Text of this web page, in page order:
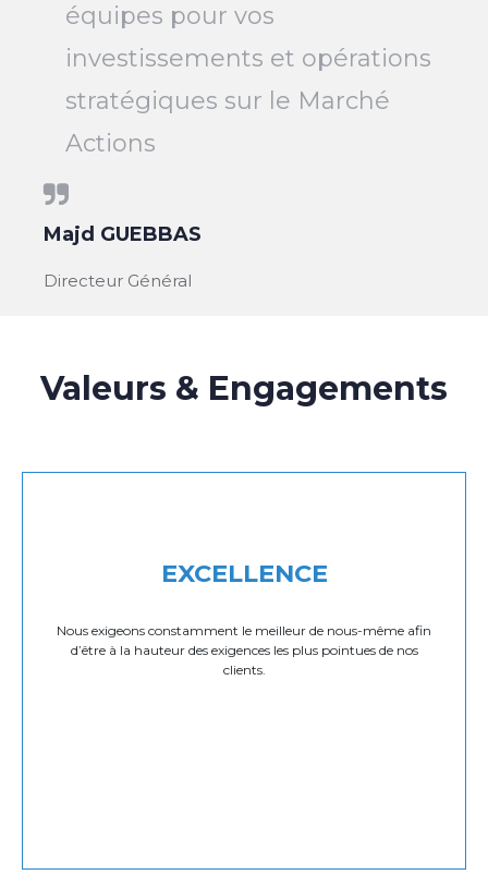
équipes pour vos
investissements et opérations
stratégiques sur le Marché
Actions
Majd GUEBBAS
Directeur Général
Valeurs & Engagements
EXCELLENCE
Nous exigeons constamment le meilleur de nous-même afin
d’être à la hauteur des exigences les plus pointues de nos
clients.